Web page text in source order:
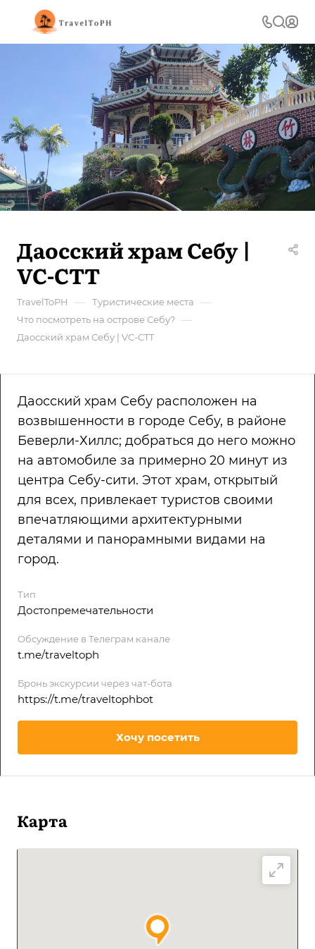
Даосский храм Себу |
VC-CTT
TravelToPH — Туристические места —
Что посмотреть на острове Себу? —
Даосский храм Себу | VC-CTT
Даосский храм Себу расположен на
возвышенности в городе Себу, в районе
Беверли-Хиллс; добраться до него можно
на автомобиле за примерно 20 минут из
центра Себу-сити. Этот храм, открытый
для всех, привлекает туристов своими
впечатляющими архитектурными
деталями и панорамными видами на
город.
Тип
Достопремечательности
Обсуждение в Телеграм канале
t.me/traveltoph
Бронь экскурсии через чат-бота
https://t.me/traveltophbot
Хочу посетить
Карта